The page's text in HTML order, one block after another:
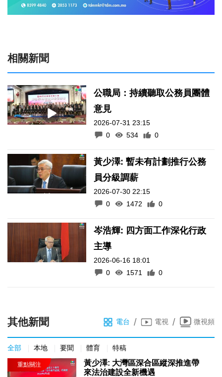
相關新聞
公職局：持續聽取公務員團體
意見
2026-07-31 23:15
0
534 0
黃少澤: 暫未有計劃推行公務
員分級調薪
2026-07-30 22:15
0
1472 0
岑浩輝: 四方面工作深化行政
主導
2026-06-16 18:01
0
1571 0
其他新聞 電台 / 電視 / 微視頻
全部 本地 要聞 體育 特稿
黃少澤: 大灣區深合區縱深推進帶
來法治建設全新機遇